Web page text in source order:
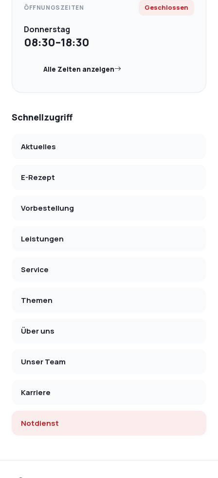
ÖFFNUNGSZEITEN Geschlossen
Donnerstag
08:30–18:30
Alle Zeiten anzeigen
Schnellzugriff
Aktuelles
E-Rezept
Vorbestellung
Leistungen
Service
Themen
Über uns
Unser Team
Karriere
Notdienst